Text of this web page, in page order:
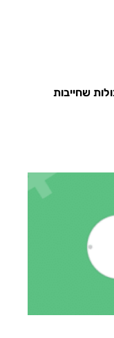
לקביעת תורים אונליין: 7 יכולות שחייבות